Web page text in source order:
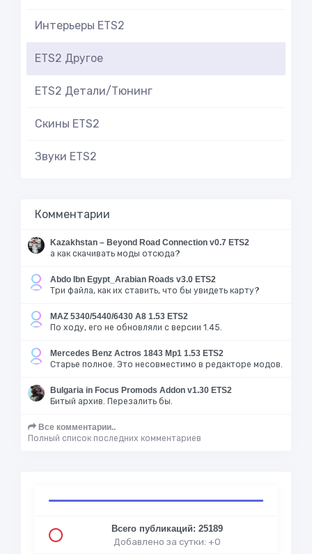
Интерьеры ETS2
ETS2 Другое
ETS2 Детали/Тюнинг
Скины ETS2
Звуки ETS2
Комментарии
Kazakhstan – Beyond Road Connection v0.7 ETS2
а как скачивать моды отсюда?
Abdo Ibn Egypt_Arabian Roads v3.0 ETS2
Три файла, как их ставить, что бы увидеть карту?
MAZ 5340/5440/6430 A8 1.53 ETS2
По ходу, его не обновляли с версии 1.45.
Mercedes Benz Actros 1843 Mp1 1.53 ETS2
Старье полное. Это несовместимо в редакторе модов.
Bulgaria in Focus Promods Addon v1.30 ETS2
Битый архив. Перезалить бы.
Все комментарии..
Полный список последних комментариев
Всего публикаций: 25189
Добавлено за сутки: +0